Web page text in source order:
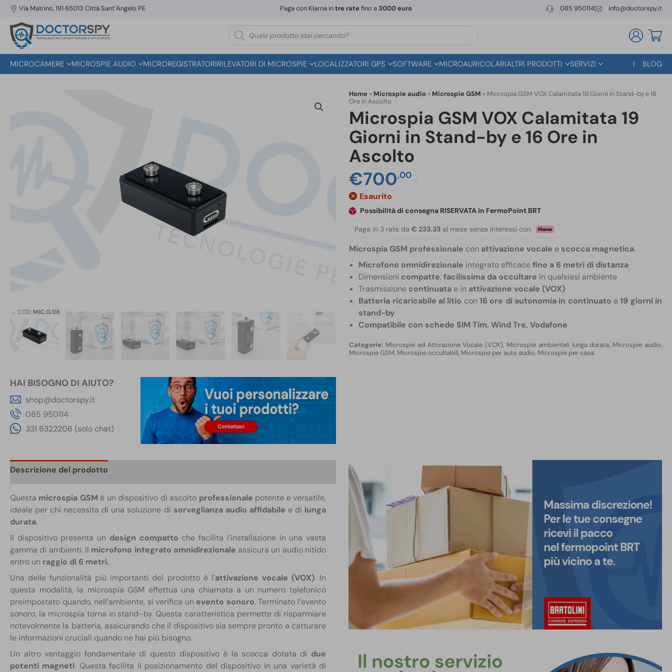
Via Matrino, 191 65013 Città Sant’Angelo PE Paga con Klarna intre ratefino a3000 euro 085 950114 info@doctorspy.it
Ricerca
prodotti
MICROCAMERE MICROSPIE AUDIO MICROREGISTRATORIRILEVATORI DI MICROSPIE LOCALIZZATORI GPS SOFTWARE MICROAURICOLARIALTRI PRODOTTI SERVIZI BLOG
COD: MIC.G.08
HAI BISOGNO DI AIUTO?
shop@doctorspy.it
085 950114
331 6322206 (solo chat)
Home » Microspie audio » Microspie GSM » Microspia GSM VOX Calamitata 19 Giorni in Stand-by e 16
Ore in Ascolto
Microspia GSM VOX Calamitata 19
Giorni in Stand-by e 16 Ore in
Ascolto
€700,00
Esaurito
Possibilità di consegna RISERVATA in FermoPoint BRT
Paga in 3 rate da€ 233.33 al mese senza interessi con
Microspia GSM professionale con attivazione vocale e scocca magnetica.
Microfono omnidirezionale integrato efficacefino a 6 metri di distanza
Dimensioni compatte,facilissima da occultare in qualsiasi ambiente
Trasmissione continuata e in attivazione vocale (VOX)
Batteria ricaricabile al litio con 16 ore di autonomia in continuato e19 giorni in
stand-by
Compatibile con schede SIM Tim, Wind Tre, Vodafone
Microspie ad Attivazione Vocale (VOX), Microspie ambientali lunga durata, Microspie audio,
Microspie GSM, Microspie occultabili, Microspie per auto audio, Microspie per casa
Descrizione del prodotto
Questa microspia GSM è un dispositivo di ascolto professionale potente e versatile,
ideale per chi necessita di una soluzione di sorveglianza audio affidabile e di lunga
durata.
Il dispositivo presenta un design compatto che facilita l’installazione in una vasta
gamma di ambienti. Il microfono integrato omnidirezionale assicura un audio nitido
entro un raggio di 6 metri.
Una delle funzionalità più importanti del prodotto è l’attivazione vocale (VOX). In
questa modalità, la microspia GSM effettua una chiamata a un numero telefonico
preimpostato quando, nell’ambiente, si verifica un evento sonoro. Terminato l’evento
sonoro, la microspia torna in stand-by. Questa caratteristica permette di risparmiare
notevolmente la batteria, assicurando che il dispositivo sia sempre pronto a catturare
le informazioni cruciali quando ne hai più bisogno.
Un altro vantaggio fondamentale di questo dispositivo è la scocca dotata di due
potenti magneti. Questa facilita il posizionamento del dispositivo in una varietà di